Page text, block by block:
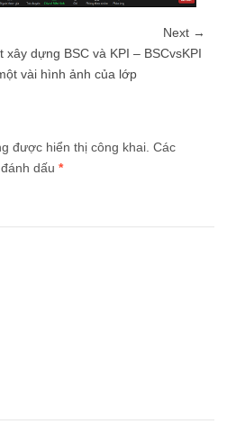
Next →
xây dựng BSC và KPI – BSCvsKPI
vài hình ảnh của lớp
được hiển thị công khai. Các
dấu *